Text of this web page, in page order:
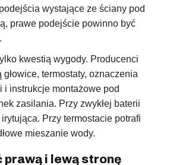
wystające ze ściany pod
prawe podejście powinno być
kwestią wygody. Producenci
termostaty, oznaczenia
i instrukcje montażowe pod
zasilania. Przy zwykłej baterii
irytująca. Przy termostacie potrafi
mieszanie wody.
prawą i lewą stronę